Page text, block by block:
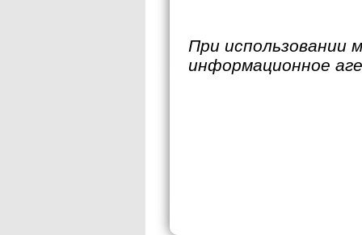
При использовании
информационное